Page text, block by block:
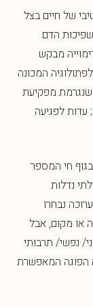
של חיים בצל
הדם
מבקש
המכונה
שנגרמת מפקיעת
עדות לפגיעה
חי המספר
נדלות
נבחרו
או מקום, אבל
נפשי/ תרבותי
הפוגה המאפשרת